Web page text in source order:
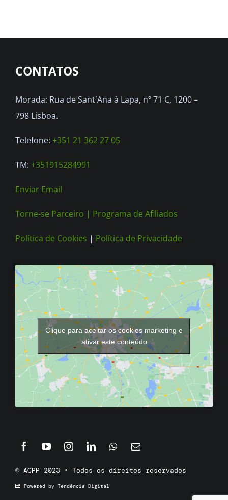
The
may
chosen
on
the
page
CONTATOS
Morada: Rua de Sant`Ana à Lapa, nº 71 C, 1200 –
798 Lisboa.
Telefone: +351 21 362 27 05
TM: +351915284991
Enviar Email
Torne-se Parceiro | Programa de Afiliados
Política de Cookies | Política de Privacidade
Clique para aceitar os cookies marketing e
ativar este conteúdo
© ACPP 2023 • Todos os direitos reservados
Powered by Tendência Digital